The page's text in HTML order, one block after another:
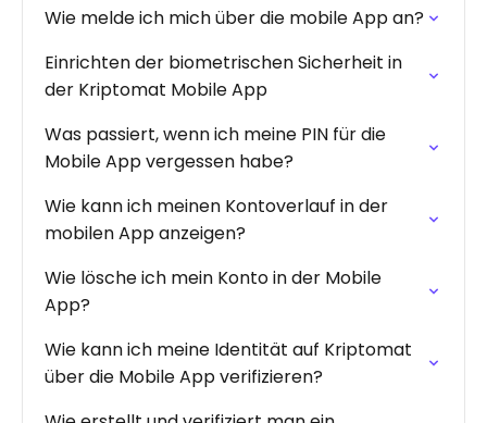
Wie melde ich mich über die mobile App an?
Einrichten der biometrischen Sicherheit in
der Kriptomat Mobile App
Was passiert, wenn ich meine PIN für die
Mobile App vergessen habe?
Wie kann ich meinen Kontoverlauf in der
mobilen App anzeigen?
Wie lösche ich mein Konto in der Mobile
App?
Wie kann ich meine Identität auf Kriptomat
über die Mobile App verifizieren?